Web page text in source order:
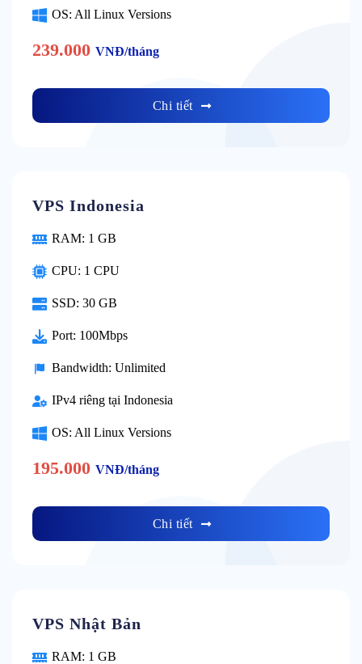
OS: All Linux Versions
239.000 VNĐ/tháng
Chi tiết
VPS Indonesia
RAM: 1 GB
CPU: 1 CPU
SSD: 30 GB
Port: 100Mbps
Bandwidth: Unlimited
IPv4 riêng tại Indonesia
OS: All Linux Versions
195.000 VNĐ/tháng
Chi tiết
VPS Nhật Bản
RAM: 1 GB